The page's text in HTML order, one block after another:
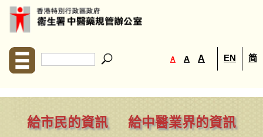
A A A EN 简
給市民的資訊
給中醫業界的資訊